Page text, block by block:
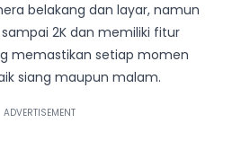
belakang dan layar, namun
2K dan memiliki fitur
memastikan setiap momen
siang maupun malam.